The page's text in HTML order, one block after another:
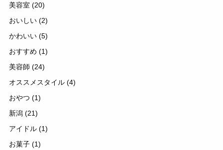
美容室 (20)
おいしい (2)
かわいい (5)
おすすめ (1)
美容師 (24)
オススメスタイル (4)
おやつ (1)
新潟 (21)
アイドル (1)
お菓子 (1)